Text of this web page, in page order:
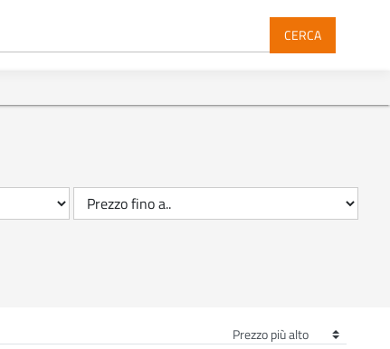
CERCA